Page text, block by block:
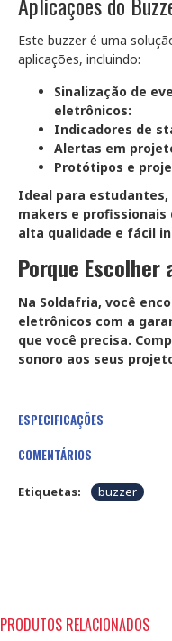
Este buzzer é uma
aplicações, incluindo:
Sinalização de
eletrônicos:
Indicadores de
Alertas em
Protótipos e
Ideal para
makers e profissionais
alta qualidade e fácil
Porque Escolher
Na Soldafria, você
eletrônicos com a
que você precisa.
sonoro aos seus
ESPECIFICAÇÕES
COMENTÁRIOS
Etiquetas: buzzer
PRODUTOS RELACIONADOS